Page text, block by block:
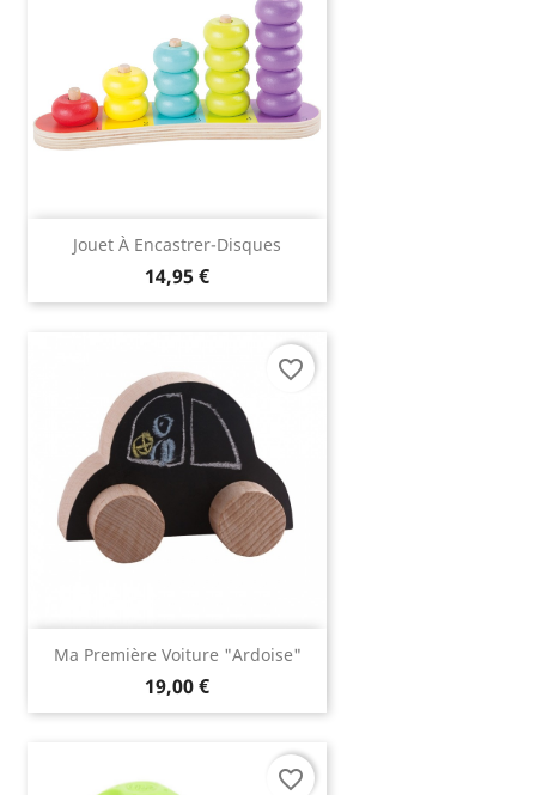
Jouet À Encastrer-Disques
14,95 €
Ma Première Voiture "ardoise"
19,00 €
favorite_border
favorite_border